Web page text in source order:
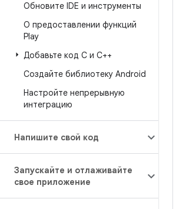
Обновите IDE и инструменты
О предоставлении функций
Play
Добавьте код C и C++
Создайте библиотеку Android
Настройте непрерывную
интеграцию
Напишите свой код
Запускайте и отлаживайте
свое приложение